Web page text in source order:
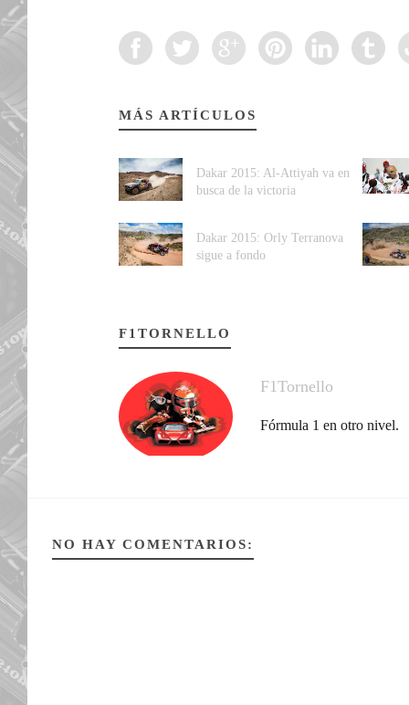
MÁS ARTÍCULOS
Dakar 2015: Al-Attiyah va en
busca de la victoria
Dakar 2015: Orly Terranova
sigue a fondo
F1TORNELLO
F1Tornello
Fórmula 1 en otro nivel.
NO HAY COMENTARIOS: